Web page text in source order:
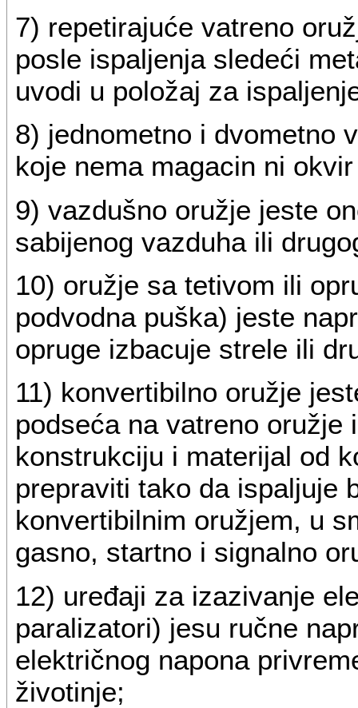
7) repetirajuće vatreno
posle ispaljenja sledeći
uvodi u položaj za
8) jednometno i dvometno
koje nema magacin ni
9) vazdušno oružje jeste
sabijenog vazduha ili
10) oružje sa tetivom ili
podvodna puška) jeste
opruge izbacuje strele ili
11) konvertibilno oružje
podseća na vatreno oružje
konstrukciju i materijal od
prepraviti tako da ispaljuje
konvertibilnim oružjem, u
gasno, startno i signalno
12) uređaji za izazivanje
paralizatori) jesu ručne
električnog napona
životinje;